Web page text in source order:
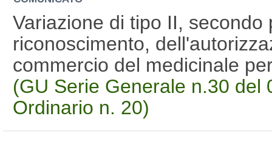
Variazione di tipo II, secondo
riconoscimento,
commercio del medicinale
(GU Serie Generale n.30 del
Ordinario n. 20)